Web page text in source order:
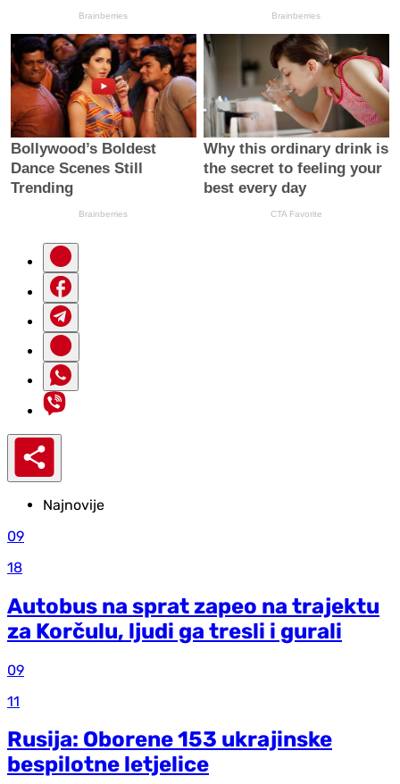
Najnovije
09
18
Autobus na sprat zapeo na trajektu
za Korčulu, ljudi ga tresli i gurali
09
11
Rusija: Oborene 153 ukrajinske
bespilotne letjelice